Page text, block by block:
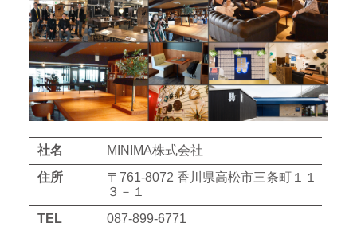
社名
MINIMA株式会社
住所
〒761-8072 香川県高松市三条町１１
３－１
TEL
087-899-6771